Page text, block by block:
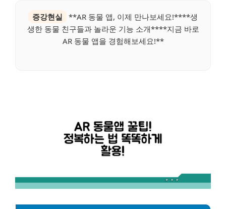
증강현실
**AR 동물 앱, 이제 만나보세요!****생
생한 동물 친구들과 놀라운 기능 소개****지금 바로
AR 동물 앱을 경험해보세요!**